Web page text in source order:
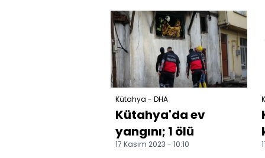
Kütahya - DHA
Kütahya'da ev
yangını; 1 ölü
17 Kasım 2023 - 10:10